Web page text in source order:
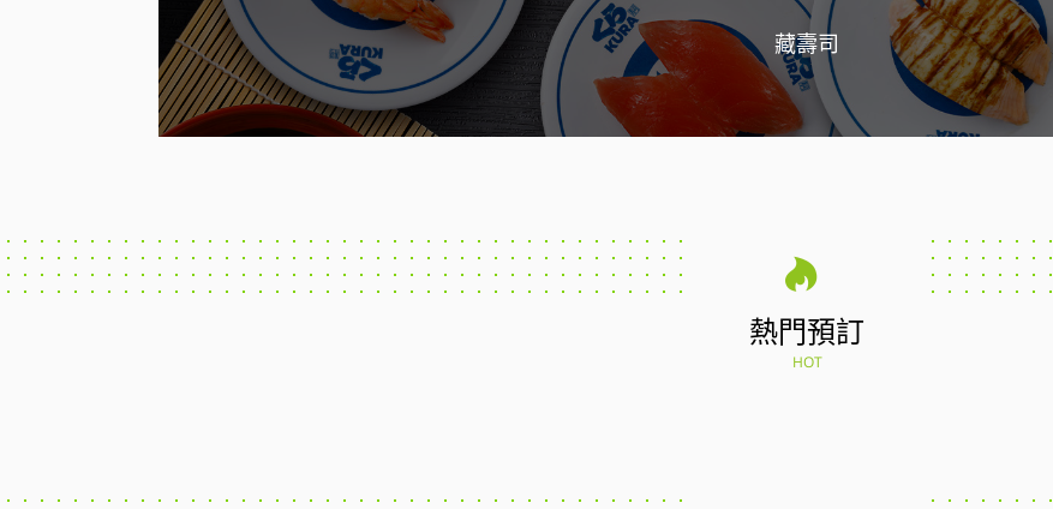
藏壽司
熱門預訂
HOT